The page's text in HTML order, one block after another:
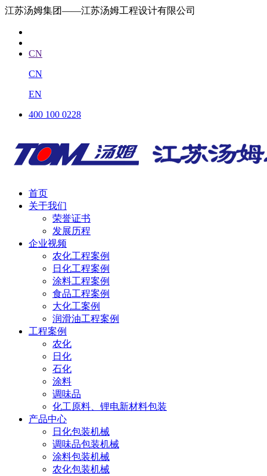
江苏汤姆集团——江苏汤姆工程设计有限公司
CN
CN
EN
400 100 0228
首页
关于我们
荣誉证书
发展历程
企业视频
农化工程案例
日化工程案例
涂料工程案例
食品工程案例
大化工案例
润滑油工程案例
工程案例
农化
日化
石化
涂料
调味品
化工原料、锂电新材料包装
产品中心
日化包装机械
调味品包装机械
涂料包装机械
农化包装机械